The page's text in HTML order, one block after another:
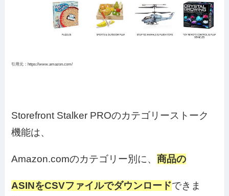
引用元：https://www.amazon.com/
Storefront Stalker PROのカテゴリーストーク
機能は、
Amazon.comのカテゴリー別に、商品の
ASINをCSVファイルでダウンロードできま